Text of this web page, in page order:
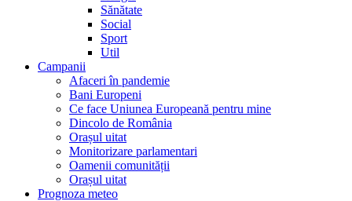
Sănătate
Social
Sport
Util
Campanii
Afaceri în pandemie
Bani Europeni
Ce face Uniunea Europeană pentru mine
Dincolo de România
Orașul uitat
Monitorizare parlamentari
Oamenii comunității
Orașul uitat
Prognoza meteo